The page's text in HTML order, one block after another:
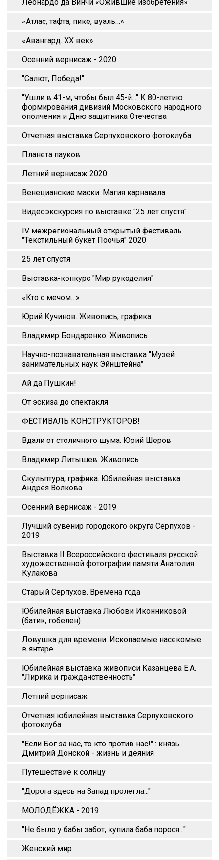
Леонардо да Винчи «Ожившие изобретения»
«Атлас, тафта, пике, вуаль…»
«Авангард. XX век»
Осенний вернисаж - 2020
"Салют, Победа!"
"Ушли в 41-м, чтобы был 45-й..." К 80-летию
формирования дивизий Московского народного
ополчения и Дню защитника Отечества
Отчетная выставка Серпуховского фотоклуба
Планета пауков
Летний вернисаж 2020
Венецианские маски. Магия карнавала
Видеоэкскурсия по выставке "25 лет спустя"
IV межрегиональный открытый фестиваль
"Текстильный букет Поочья" 2020
25 лет спустя
Выставка-конкурс "Мир рукоделия"
«Кто с мечом…»
Юрий Кучинов. Живопись, графика
Владимир Бондаренко. Живопись
Научно-познавательная выставка "Музей
занимательных наук Эйнштейна"
Ай да Пушкин!
От эскиза до спектакля
ФЕСТИВАЛЬ КОНСТРУКТОРОВ!
Вдали от столичного шума. Юрий Шеров
Владимир Литышев. Живопись
Скульптура, графика. Юбилейная выставка
Андрея Волкова
Осенний вернисаж - 2019
Лучший сувенир городского округа Серпухов -
2019
Выставка II Всероссийского фестиваля русской
художественной фотографии памяти Анатолия
Кулакова
Старый Серпухов. Времена года
Юбилейная выставка Любови Иконниковой
(батик, гобелен)
Ловушка для времени. Ископаемые насекомые
в янтаре
Юбилейная выставка живописи Казанцева Е.А.
"Лирика и гражданственность"
Летний вернисаж
Отчетная юбилейная выставка Серпуховского
фотоклуба
"Если Бог за нас, то кто против нас!" : князь
Дмитрий Донской - жизнь и деяния
Путешествие к солнцу
"Дорога здесь на Запад пролегла..."
МОЛОДЁЖКА - 2019
"Не было у бабы забот, купила баба порося..."
Женский мир